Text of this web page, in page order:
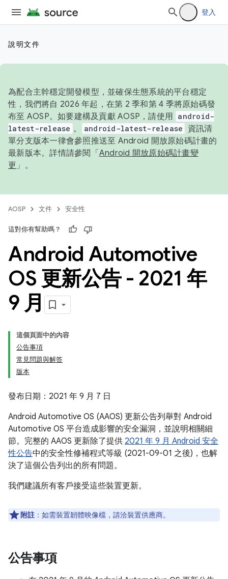
登入
說明文件
為配合主幹穩定開發模型，並確保生態系統的平台穩定
性，我們將自 2026 年起，在第 2 季和第 4 季將原始碼發
布至 AOSP。如要建構及貢獻 AOSP，請使用 android-
latest-release 。 android-latest-release
資訊清
單分支版本一律會參照推送至 Android 開放原始碼計畫的
最新版本。詳情請參閱「 Android 開放原始碼計畫變
更 」。
AOSP 文件 安全性
這對你有幫助嗎？
Android Automotive
OS 更新公告 - 2021 年
9 月
這個頁面中的內容
公告事項
常見問題與解答
版本
發布日期：2021 年 9 月 7 日
Android Automotive OS (AAOS) 更新公告列舉對 Android
Automotive OS 平台造成影響的安全漏洞，並說明相關細
節。完整的 AAOS 更新除了提供 2021 年 9 月 Android 安全
性公告中的安全性修補程式等級 (2021-09-01 之後)，也解
決了這個公告列出的所有問題。
我們建議所有客戶接受這些裝置更新。
附註 ：如需裝置韌體映像檔，請洽裝置供應商。
公告事項